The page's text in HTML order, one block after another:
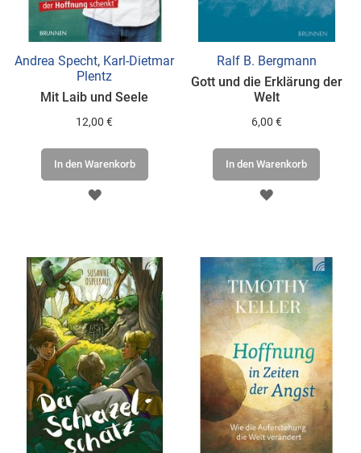
Andrea Specht, Karl-Dietmar
Plentz
Mit Laib und Seele
12,00 €
In den Warenkorb
ZUR
Ralf B. Bergmann
Gott und die Erklärung der
Welt
6,00 €
In den Warenkorb
ZUR